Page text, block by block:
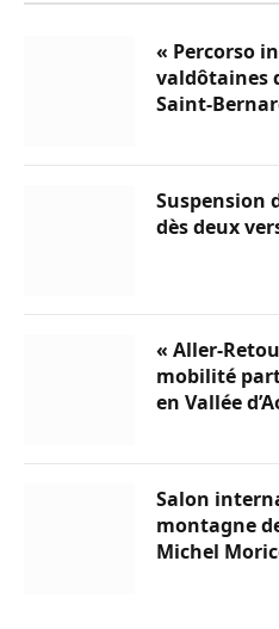
« Percorso
valdôtaines
Saint-
Suspension
dès deux
« Aller-
mobilité
en Vallée
Salon
montagne
Michel